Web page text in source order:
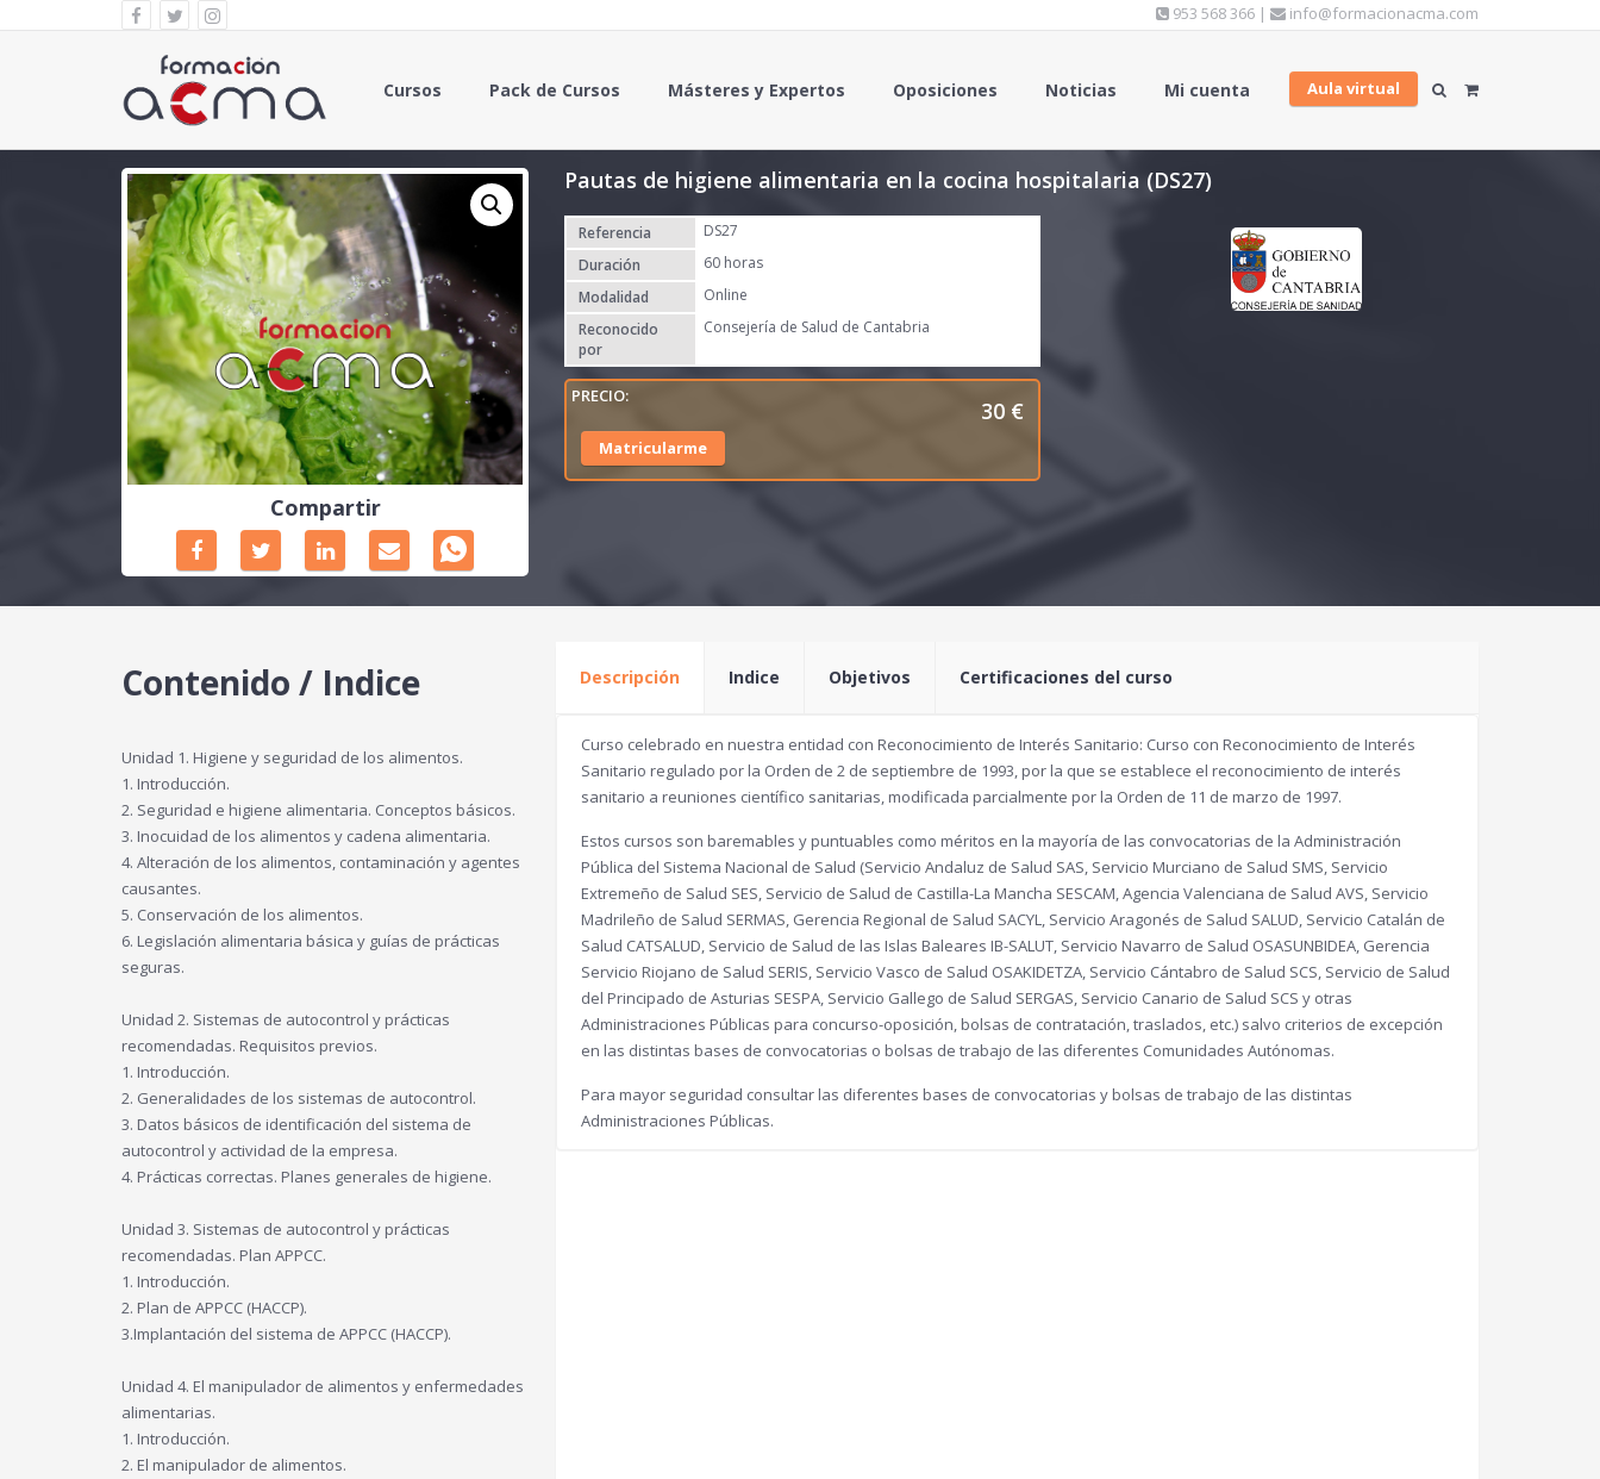
953 568 366 | info@formacionacma.com
Cursos Pack de Cursos Másteres y Expertos Oposiciones Noticias Mi cuenta Aula virtual
Compartir
Pautas de higiene alimentaria en la cocina hospitalaria (DS27)
Referencia
DS27
Duración
60 horas
Modalidad
Online
Reconocido
por
Consejería de Salud de Cantabria
30 €
Matricularme
Contenido / Indice
Unidad 1. Higiene y seguridad de los alimentos.
1. Introducción.
2. Seguridad e higiene alimentaria. Conceptos básicos.
3. Inocuidad de los alimentos y cadena alimentaria.
4. Alteración de los alimentos, contaminación y agentes
causantes.
5. Conservación de los alimentos.
6. Legislación alimentaria básica y guías de prácticas
seguras.
Unidad 2. Sistemas de autocontrol y prácticas
recomendadas. Requisitos previos.
1. Introducción.
2. Generalidades de los sistemas de autocontrol.
3. Datos básicos de identificación del sistema de
autocontrol y actividad de la empresa.
4. Prácticas correctas. Planes generales de higiene.
Unidad 3. Sistemas de autocontrol y prácticas
recomendadas. Plan APPCC.
1. Introducción.
2. Plan de APPCC (HACCP).
3.Implantación del sistema de APPCC (HACCP).
Unidad 4. El manipulador de alimentos y enfermedades
alimentarias.
1. Introducción.
2. El manipulador de alimentos.
Descripción Indice Objetivos Certificaciones del curso
Curso celebrado en nuestra entidad con Reconocimiento de Interés Sanitario: Curso con Reconocimiento de Interés
Sanitario regulado por la Orden de 2 de septiembre de 1993, por la que se establece el reconocimiento de interés
sanitario a reuniones científico sanitarias, modificada parcialmente por la Orden de 11 de marzo de 1997.
Estos cursos son baremables y puntuables como méritos en la mayoría de las convocatorias de la Administración
Pública del Sistema Nacional de Salud (Servicio Andaluz de Salud SAS, Servicio Murciano de Salud SMS, Servicio
Extremeño de Salud SES, Servicio de Salud de Castilla-La Mancha SESCAM, Agencia Valenciana de Salud AVS, Servicio
Madrileño de Salud SERMAS, Gerencia Regional de Salud SACYL, Servicio Aragonés de Salud SALUD, Servicio Catalán de
Salud CATSALUD, Servicio de Salud de las Islas Baleares IB-SALUT, Servicio Navarro de Salud OSASUNBIDEA, Gerencia
Servicio Riojano de Salud SERIS, Servicio Vasco de Salud OSAKIDETZA, Servicio Cántabro de Salud SCS, Servicio de Salud
del Principado de Asturias SESPA, Servicio Gallego de Salud SERGAS, Servicio Canario de Salud SCS y otras
Administraciones Públicas para concurso-oposición, bolsas de contratación, traslados, etc.) salvo criterios de excepción
en las distintas bases de convocatorias o bolsas de trabajo de las diferentes Comunidades Autónomas.
Para mayor seguridad consultar las diferentes bases de convocatorias y bolsas de trabajo de las distintas
Administraciones Públicas.